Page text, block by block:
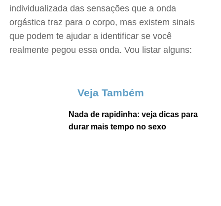
individualizada das sensações que a onda
orgástica traz para o corpo, mas existem sinais
que podem te ajudar a identificar se você
realmente pegou essa onda. Vou listar alguns:
Veja Também
Nada de rapidinha: veja dicas para
durar mais tempo no sexo